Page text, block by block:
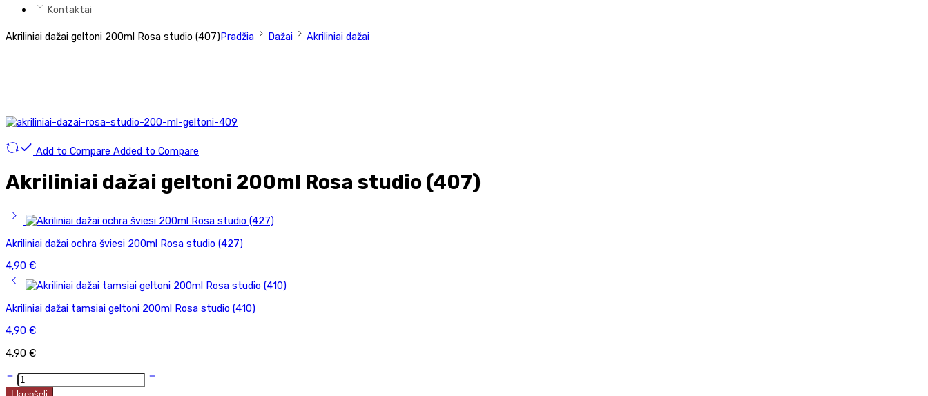
Kontaktai
Akriliniai dažai geltoni 200ml Rosa studio (407)Pradžia Dažai Akriliniai dažai
Add to Compare Added to Compare
Akriliniai dažai geltoni 200ml Rosa studio (407)
Akriliniai dažai ochra šviesi 200ml Rosa studio (427)
4,90 €
Akriliniai dažai tamsiai geltoni 200ml Rosa studio (410)
4,90 €
4,90 €